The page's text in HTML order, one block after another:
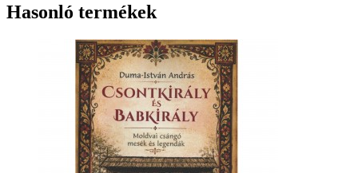
Hasonló termékek